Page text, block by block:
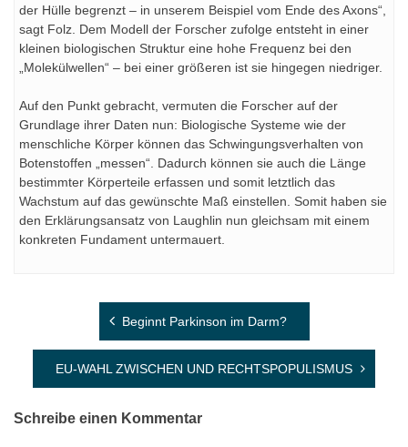
der Hülle begrenzt – in unserem Beispiel vom Ende des Axons“,
sagt Folz. Dem Modell der Forscher zufolge entsteht in einer
kleinen biologischen Struktur eine hohe Frequenz bei den
„Molekülwellen“ – bei einer größeren ist sie hingegen niedriger.
Auf den Punkt gebracht, vermuten die Forscher auf der
Grundlage ihrer Daten nun: Biologische Systeme wie der
menschliche Körper können das Schwingungsverhalten von
Botenstoffen „messen“. Dadurch können sie auch die Länge
bestimmter Körperteile erfassen und somit letztlich das
Wachstum auf das gewünschte Maß einstellen. Somit haben sie
den Erklärungsansatz von Laughlin nun gleichsam mit einem
konkreten Fundament untermauert.
Beitragsnavigation
Beginnt Parkinson im Darm?
EU-WAHL ZWISCHEN UND RECHTSPOPULISMUS
Schreibe einen Kommentar